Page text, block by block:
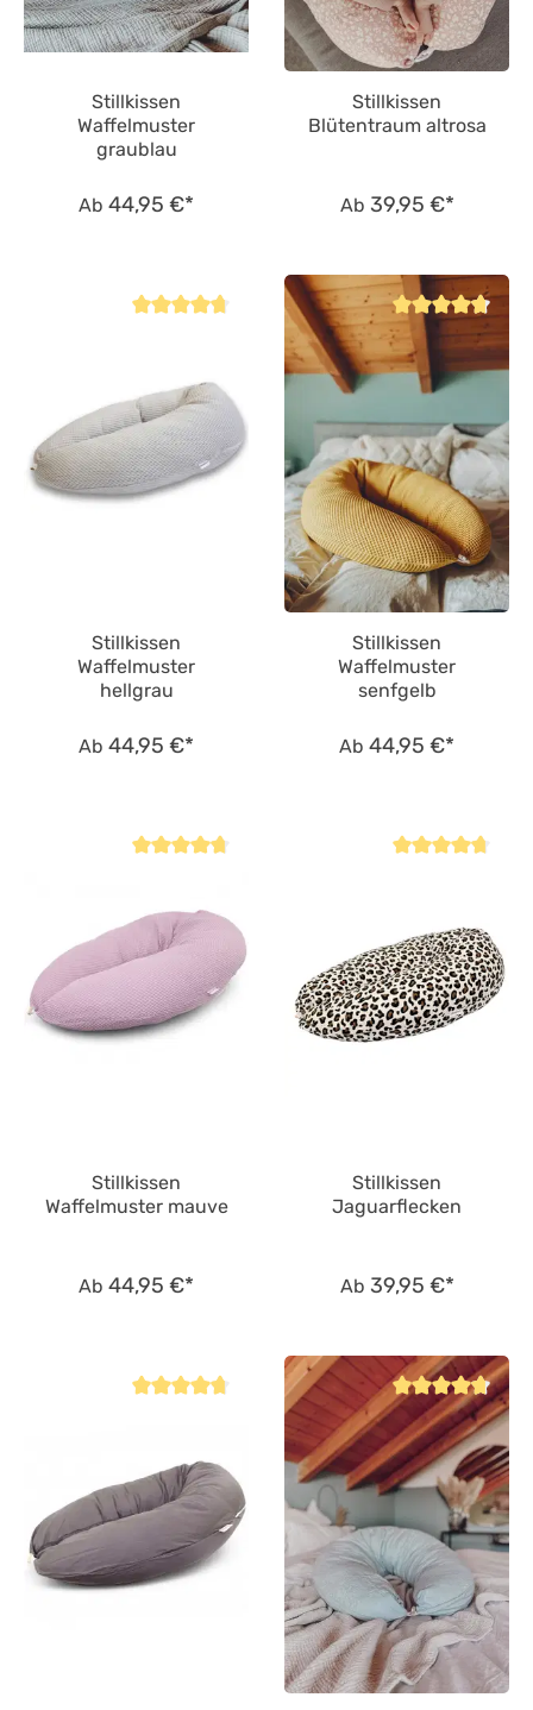
Stillkissen
Waffelmuster
graublau
Ab 44,95 €*
Stillkissen
Blütentraum altrosa
Ab 39,95 €*
Durchschnittliche Bewertung von 4.8 von 5 Sternen
Stillkissen
Waffelmuster
hellgrau
Ab 44,95 €*
Durchschnittliche
Stillkissen
Waffelmuster
senfgelb
Ab 44,95 €*
Stillkissen
Waffelmuster mauve
Ab 44,95 €*
Stillkissen
Jaguarflecken
Ab 39,95 €*
Durchschnittliche Bewertung von 4.8 von 5 Sternen
Durchschnittliche